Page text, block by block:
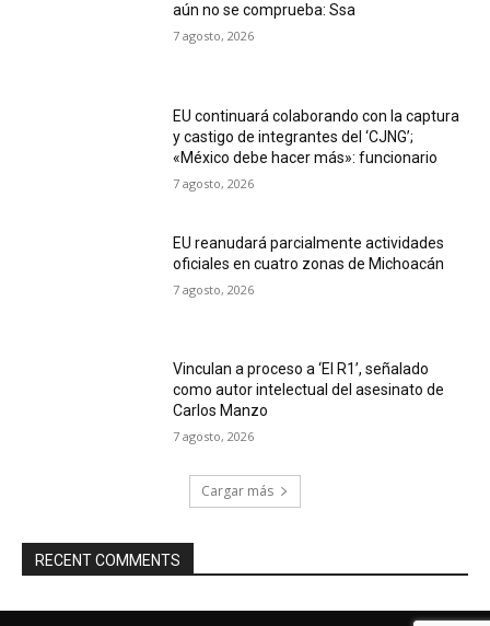
aún no se comprueba: Ssa
7 agosto, 2026
EU continuará colaborando con la captura
y castigo de integrantes del ‘CJNG’;
«México debe hacer más»: funcionario
7 agosto, 2026
EU reanudará parcialmente actividades
oficiales en cuatro zonas de Michoacán
7 agosto, 2026
Vinculan a proceso a ‘El R1’, señalado
como autor intelectual del asesinato de
Carlos Manzo
7 agosto, 2026
Cargar más
RECENT COMMENTS